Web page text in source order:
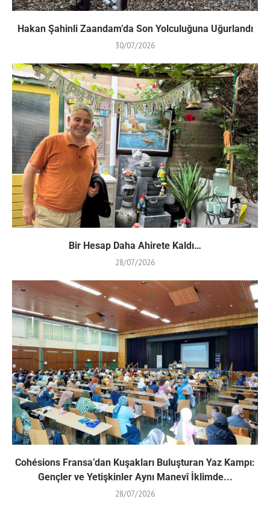
Hakan Şahinli Zaandam’da Son Yolculuğuna Uğurlandı
30/07/2026
Bir Hesap Daha Ahirete Kaldı…
28/07/2026
Cohésions Fransa’dan Kuşakları Buluşturan Yaz Kampı:
Gençler ve Yetişkinler Aynı Manevî İklimde...
28/07/2026